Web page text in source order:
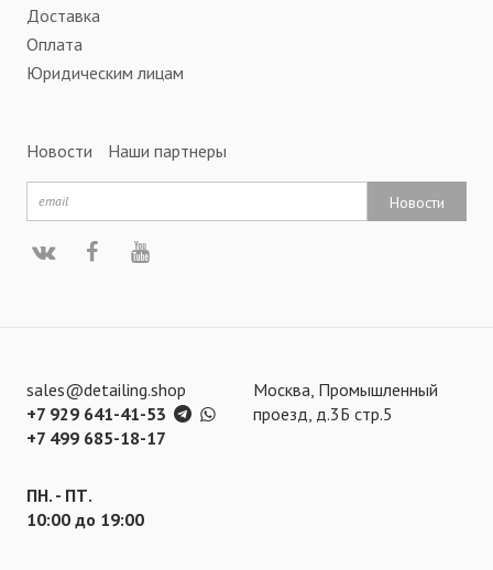
Доставка
Оплата
Юридическим лицам
Новости Наши партнеры
Новости
sales@detailing.shop
+7 929 641-41-53
+7 499 685-18-17
Москва, Промышленный
проезд, д.3Б стр.5
ПН. - ПТ.
10:00 до 19:00